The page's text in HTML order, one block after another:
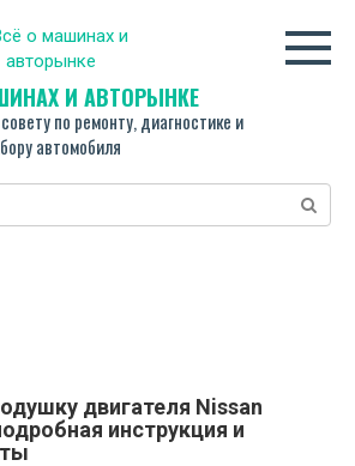
И АВТОРЫНКЕ
по ремонту, диагностике и
автомобиля
двигателя Nissan
инструкция и